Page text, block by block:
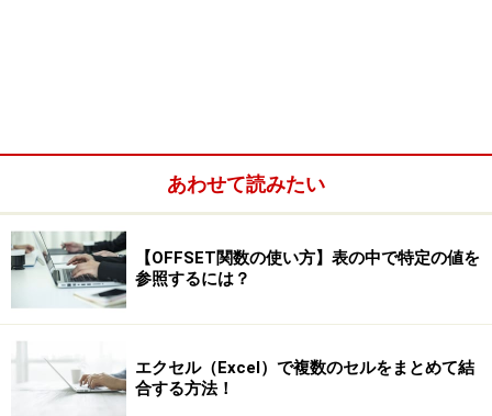
あわせて読みたい
【OFFSET関数の使い方】表の中で特定の値を
参照するには？
エクセル（Excel）で複数のセルをまとめて結
合する方法！